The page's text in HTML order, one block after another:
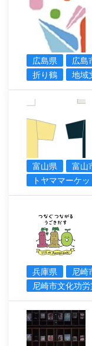
広島県 広島
折り鶴
地域
富山県 富山
トヤママーケッ
兵庫県 尼崎
尼崎市文化功労